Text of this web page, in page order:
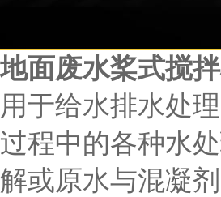
地面废水桨式搅
用于给水排水处
过程中的各种水
解或原水与混凝